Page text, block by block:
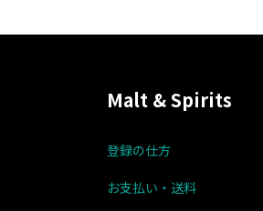
Malt & Spirits
登録の仕方
お支払い・送料